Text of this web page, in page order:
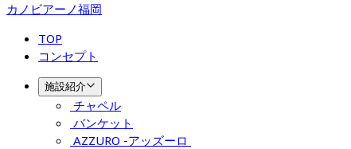
カノビアーノ福岡
TOP
コンセプト
施設紹介
チャペル
バンケット
AZZURO -アッズーロ